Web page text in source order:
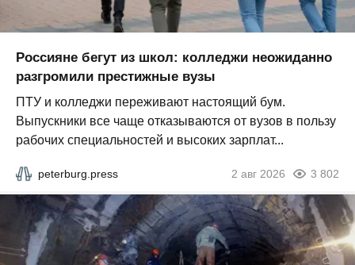
Россияне бегут из школ: колледжи неожиданно
разгромили престижные вузы
ПТУ и колледжи переживают настоящий бум.
Выпускники все чаще отказываются от вузов в пользу
рабочих специальностей и высоких зарплат...
peterburg.press 2 авг 2026 3 802